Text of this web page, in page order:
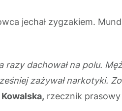
jechał zygzakiem.
dachował na polu.
zażywał narkotyki.
rzecznik